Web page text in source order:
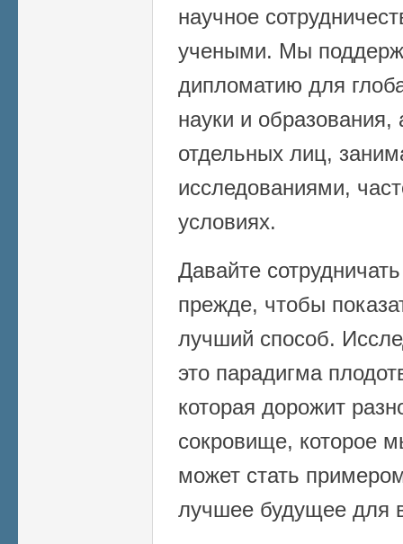
научное
учеными. Мы
дипломатию для
науки и
отдельных лиц,
исследованиями,
условиях.
Давайте
прежде, чтобы
лучший способ.
это парадигма
которая дорожит
сокровище, которое
может стать
лучшее будущее для